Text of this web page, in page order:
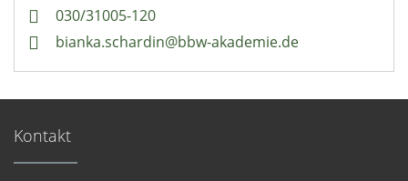
030/31005-120
bianka.schardin@bbw-akademie.de
Kontakt